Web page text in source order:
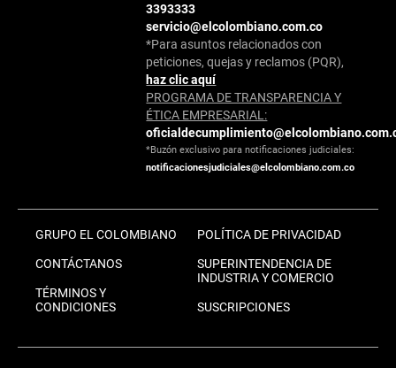
3393333
servicio@elcolombiano.com.co
*Para asuntos relacionados con
peticiones, quejas y reclamos (PQR),
haz clic aquí
PROGRAMA DE TRANSPARENCIA Y
ÉTICA EMPRESARIAL:
*Buzón exclusivo para notificaciones judiciales:
notificacionesjudiciales@elcolombiano.com.co
GRUPO EL COLOMBIANO
CONTÁCTANOS
TÉRMINOS Y
CONDICIONES
POLÍTICA DE PRIVACIDAD
SUPERINTENDENCIA DE
INDUSTRIA Y COMERCIO
SUSCRIPCIONES